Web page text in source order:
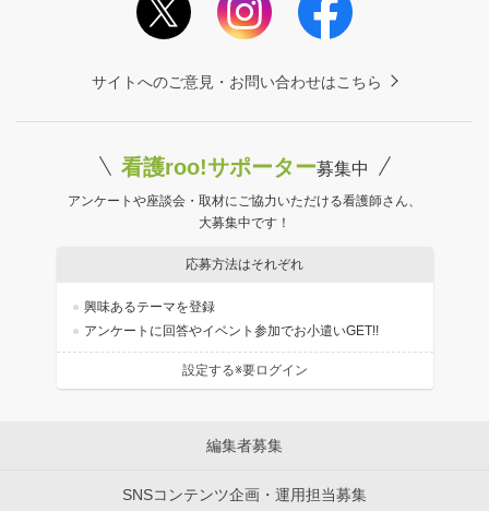
サイトへのご意見・お問い合わせはこちら
看護roo!サポーター募集中
アンケートや座談会・取材にご協力いただける看護師さん、
大募集中です！
応募方法はそれぞれ
興味あるテーマを登録
アンケートに回答やイベント参加でお小遣いGET!!
設定する※要ログイン
編集者募集
SNSコンテンツ企画・運用担当募集